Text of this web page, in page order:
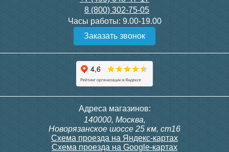
Конвектор ITT.080.200.1300
с решеткой GRILL.SGW-20-
Конвектор ITT.080.200.1000
с решеткой GRILL.SGW-20-
Подробнее Подробнее
100T, 230В (накладной,
расписание, упр.с пульта)
300, 230В (врезной - квадр.
коробка)
8 (800) 302-75-05
Часы работы: 9.00-19.00
Заказать звонок
Адреса магазинов:
140000, Москва,
Новорязанское шоссе 25 км, ст16
Схема проезда на Яндекс-картах
Схема проезда на Google-картах